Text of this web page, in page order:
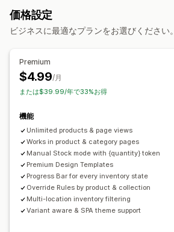
カスタマイズ
分析とレポート
在庫追跡
価格設定
ビジネスに最適なプランをお選びください。
Premium
$4.99/月
または$39.99/年で33%お得
機能
Unlimited products & page views
Works in product & category pages
Manual Stock mode with {quantity} token
Premium Design Templates
Progress Bar for every inventory state
Override Rules by product & collection
Multi-location inventory filtering
Variant aware & SPA theme support